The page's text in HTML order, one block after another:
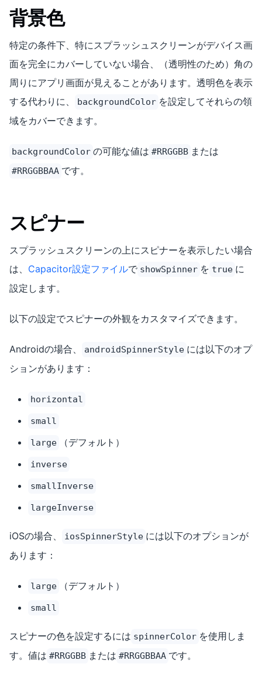
背景色
特定の条件下、特にスプラッシュスクリーンがデバイス画
面を完全にカバーしていない場合、（透明性のため）角の
周りにアプリ画面が見えることがあります。透明色を表示
する代わりに、
backgroundColor を設定してそれらの領
域をカバーできます。
backgroundColor の可能な値は #RRGGBB または
#RRGGBBAA です。
スピナー
スプラッシュスクリーンの上にスピナーを表示したい場合
は、 Capacitor設定ファイルで showSpinner を true に
設定します。
以下の設定でスピナーの外観をカスタマイズできます。
Androidの場合、 androidSpinnerStyle には以下のオプ
ションがあります：
horizontal
small
large （デフォルト）
inverse
smallInverse
largeInverse
iOSの場合、 iosSpinnerStyle には以下のオプションが
あります：
large （デフォルト）
small
スピナーの色を設定するには spinnerColor を使用しま
す。値は #RRGGBB または #RRGGBBAA です。